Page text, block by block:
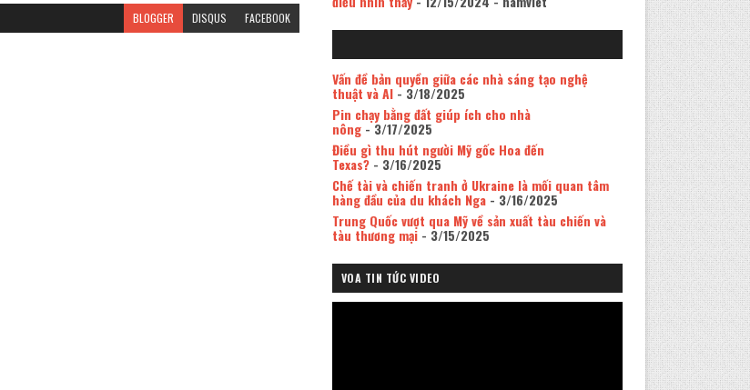
BLOGGER DISQUS FACEBOOK
Vấn đề bản quyền giữa các nhà sáng tạo nghệ
thuật và AI- 3/18/2025
Pin chạy bằng đất giúp ích cho nhà
nông- 3/17/2025
Điều gì thu hút người Mỹ gốc Hoa đến
Texas?- 3/16/2025
Chế tài và chiến tranh ở Ukraine là mối quan tâm
hàng đầu của du khách Nga- 3/16/2025
Trung Quốc vượt qua Mỹ về sản xuất tàu chiến và
tàu thương mại- 3/15/2025
VOA TIN TỨC VIDEO